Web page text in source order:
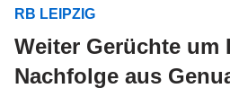
RB LEIPZIG
Weiter Gerüchte um
Nachfolge aus